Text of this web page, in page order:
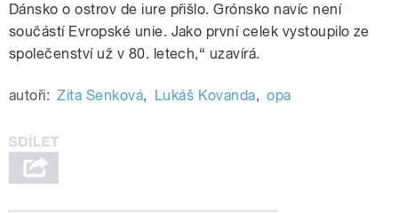
Dánsko o ostrov de iure přišlo. Grónsko navíc není
součástí Evropské unie. Jako první celek vystoupilo ze
společenství už v 80. letech,“ uzavírá.
autoři: Zita Senková, Lukáš Kovanda, opa